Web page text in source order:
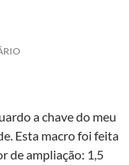
a chave do meu
Esta macro foi fei­ta
de ampli­ação: 1,5